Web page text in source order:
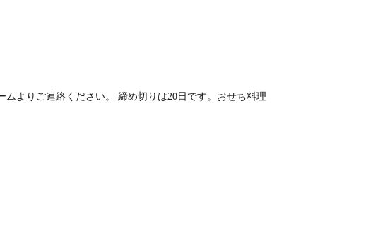
よりご連絡ください。 締め切りは20日です。おせち料理